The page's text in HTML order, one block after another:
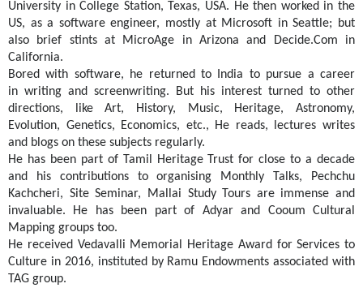
University in College Station, Texas, USA. He then worked in the
US, as a software engineer, mostly at Microsoft in Seattle; but
also brief stints at MicroAge in Arizona and Decide.Com in
California.
Bored with software, he returned to India to pursue a career
in writing and screenwriting. But his interest turned to other
directions, like Art, History, Music, Heritage, Astronomy,
Evolution, Genetics, Economics, etc., He reads, lectures writes
and blogs on these subjects regularly.
He has been part of Tamil Heritage Trust for close to a decade
and his contributions to organising Monthly Talks, Pechchu
Kachcheri, Site Seminar, Mallai Study Tours are immense and
invaluable. He has been part of Adyar and Cooum Cultural
Mapping groups too.
He received Vedavalli Memorial Heritage Award for Services to
Culture in 2016, instituted by Ramu Endowments associated with
TAG group.